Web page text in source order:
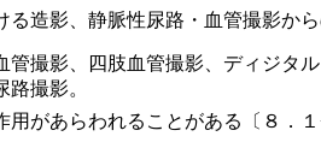
造影、静脈性尿路・血管撮影から
があらわれることがある〔８．
管撮影、四肢血管撮影、ディジタ
撮影。